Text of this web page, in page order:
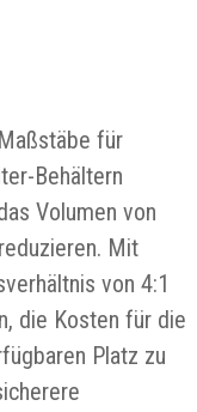
für
Behältern
Volumen von
Mit
von 4:1
die Kosten für die
Platz zu